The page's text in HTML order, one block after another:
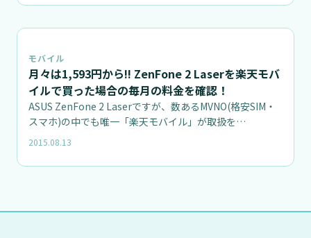
モバイル
月々は1,593円から!! ZenFone 2 Laserを楽天モバ
イルで買った場合の毎月の料金を確認！
ASUS ZenFone 2 Laserですが、数あるMVNO(格安SIM・
スマホ)の中でも唯一「楽天モバイル」が取扱を…
2015.08.13